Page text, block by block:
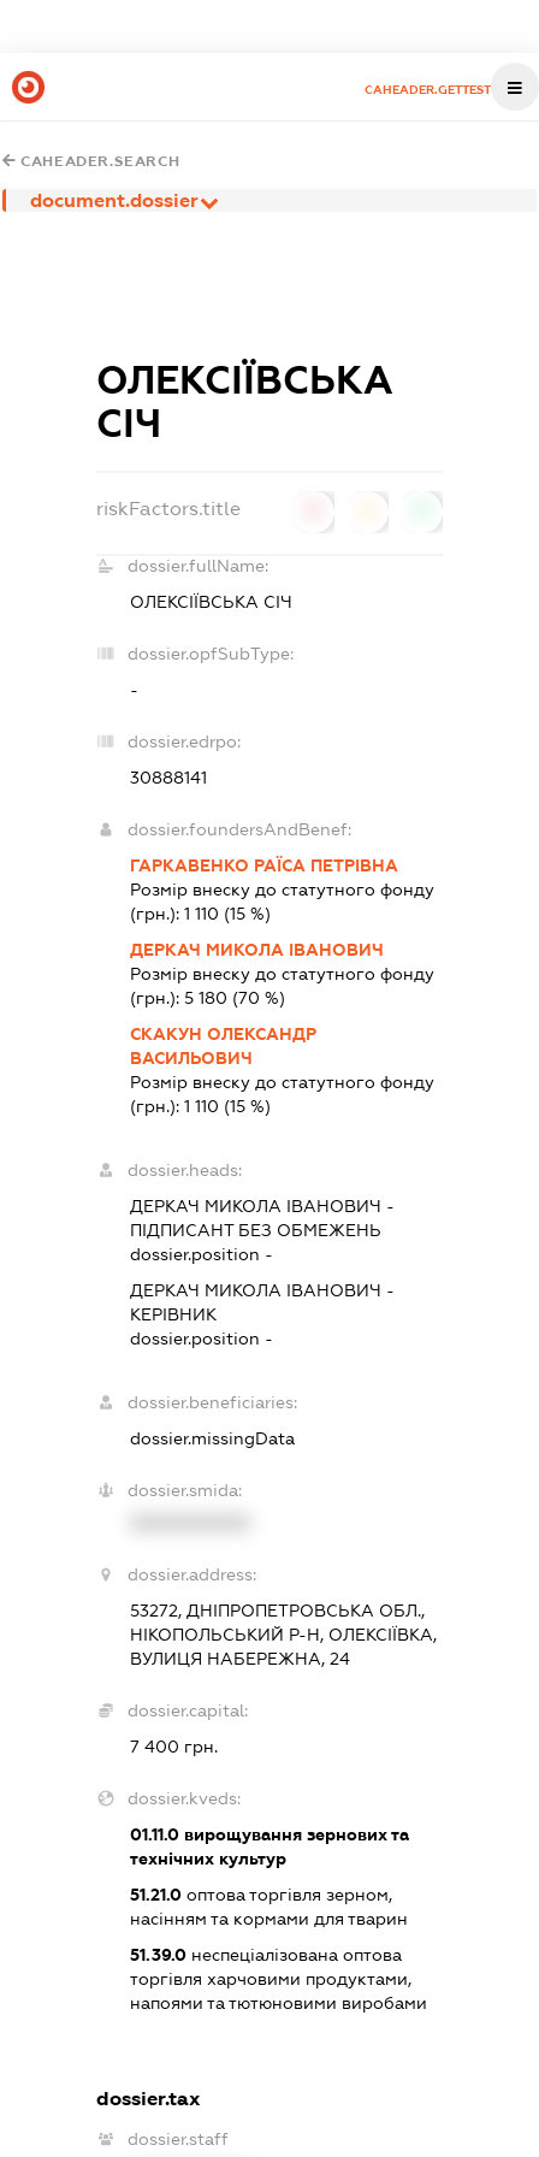
CAHEADER.GETTEST
CAHEADER.SEARCH
document.dossier
ОЛЕКСІЇВСЬКА
СІЧ
riskFactors.title
dossier.fullName:
ОЛЕКСІЇВСЬКА СІЧ
dossier.opfSubType:
-
dossier.edrpo:
30888141
dossier.foundersAndBenef:
ГАРКАВЕНКО РАЇСА ПЕТРІВНА
Розмір внеску до статутного фонду
(грн.):1 110 (15 %)
ДЕРКАЧ МИКОЛА ІВАНОВИЧ
Розмір внеску до статутного фонду
(грн.):5 180 (70 %)
СКАКУН ОЛЕКСАНДР
ВАСИЛЬОВИЧ
Розмір внеску до статутного фонду
(грн.):1 110 (15 %)
dossier.heads:
ДЕРКАЧ МИКОЛА ІВАНОВИЧ -
ПІДПИСАНТБЕЗ ОБМЕЖЕНЬ
dossier.position -
ДЕРКАЧ МИКОЛА ІВАНОВИЧ -
КЕРІВНИК
dossier.position -
dossier.beneficiaries:
dossier.missingData
dossier.smida:
dossier.address:
53272, ДНІПРОПЕТРОВСЬКА ОБЛ.,
НІКОПОЛЬСЬКИЙ Р-Н, ОЛЕКСІЇВКА,
ВУЛИЦЯ НАБЕРЕЖНА, 24
dossier.capital:
7 400 грн.
dossier.kveds:
01.11.0 вирощування зернових та
технічних культур
51.21.0 оптова торгівля зерном,
насінням та кормами для тварин
51.39.0 неспеціалізована оптова
торгівля харчовими продуктами,
напоями та тютюновими виробами
dossier.tax
dossier.staff